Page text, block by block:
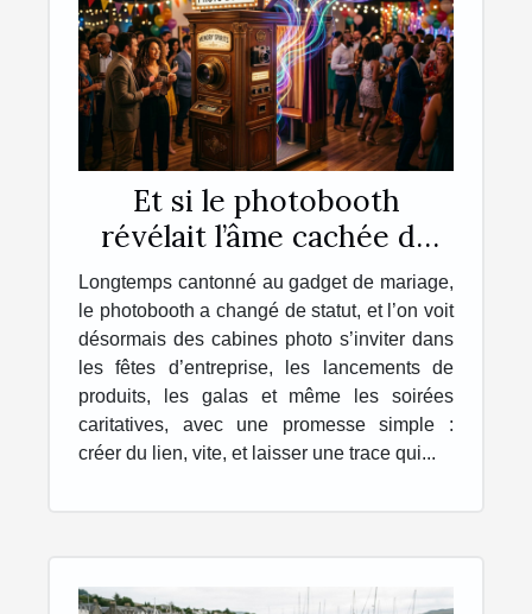
Et si le photobooth
révélait l’âme cachée de
vos événements ?
Longtemps cantonné au gadget de mariage,
le photobooth a changé de statut, et l’on voit
désormais des cabines photo s’inviter dans
les fêtes d’entreprise, les lancements de
produits, les galas et même les soirées
caritatives, avec une promesse simple :
créer du lien, vite, et laisser une trace qui...